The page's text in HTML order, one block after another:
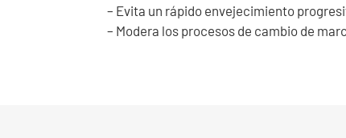
– Evita un rápido envejecimiento
– Modera los procesos de cambio de